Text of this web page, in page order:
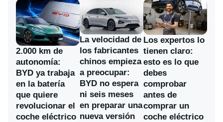
2.000 km de
autonomía:
BYD ya trabaja
en la batería
que quiere
revolucionar el
coche eléctrico
La velocidad de
los fabricantes
chinos empieza
a preocupar:
BYD no espera
ni seis meses
en preparar una
nueva versión
Los expertos lo
tienen claro:
esto es lo que
debes
comprobar
antes de
comprar un
coche eléctrico